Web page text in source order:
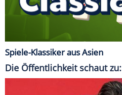
Spiele-Klassiker aus Asien
Die Öffentlichkeit schaut zu: